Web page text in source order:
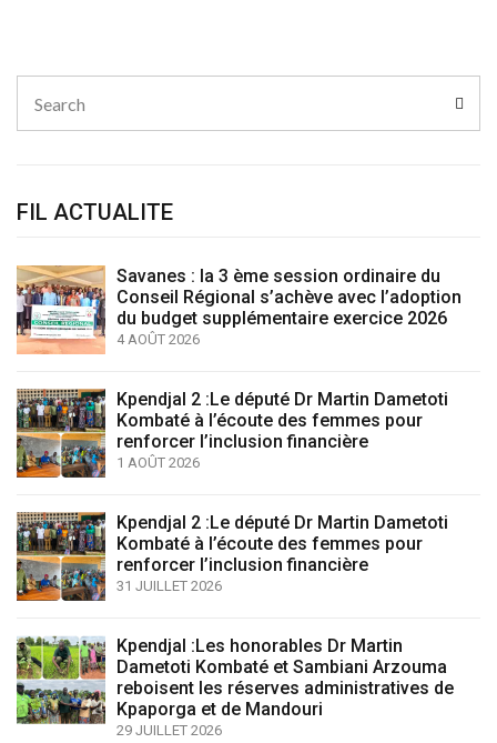
for:
FIL ACTUALITE
Savanes : la 3 ème session ordinaire du
Conseil Régional s’achève avec l’adoption
du budget supplémentaire exercice 2026
4 AOÛT 2026
Kpendjal 2 :Le député Dr Martin Dametoti
Kombaté à l’écoute des femmes pour
renforcer l’inclusion financière
1 AOÛT 2026
Kpendjal 2 :Le député Dr Martin Dametoti
Kombaté à l’écoute des femmes pour
renforcer l’inclusion financière
31 JUILLET 2026
Kpendjal :Les honorables Dr Martin
Dametoti Kombaté et Sambiani Arzouma
reboisent les réserves administratives de
Kpaporga et de Mandouri
29 JUILLET 2026